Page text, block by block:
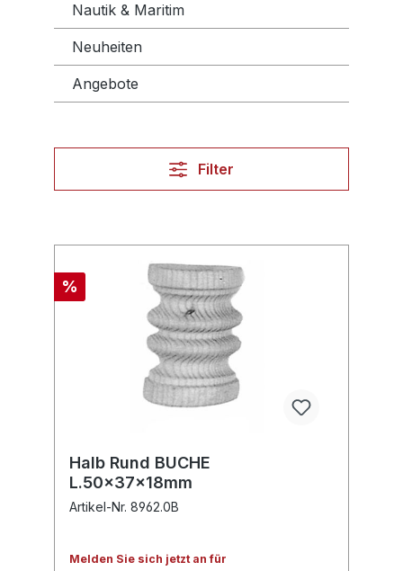
Nautik & Maritim
Neuheiten
Angebote
Filter
%
Halb Rund BUCHE
L.50x37x18mm
Artikel-Nr. 8962.0B
Melden Sie sich jetzt an für